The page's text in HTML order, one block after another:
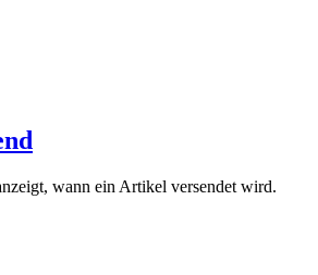
wann ein Artikel versendet wird.